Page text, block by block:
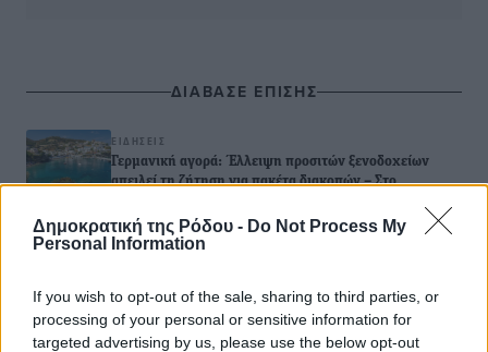
Δημοκρατική της Ρόδου - Do Not Process My
Personal Information
If you wish to opt-out of the sale, sharing to third parties, or
processing of your personal or sensitive information for
targeted advertising by us, please use the below opt-out
ΔΙΑΒΑΣΕ ΕΠΙΣΗΣ
ΕΙΔΉΣΕΙΣ
Γερμανική αγορά: Έλλειψη προσιτών ξενοδοχείων
απειλεί τη ζήτηση για πακέτα διακοπών – Στο
06.08.26 · 17:42
και ποιοι όχι
06.08.26 · 13:25